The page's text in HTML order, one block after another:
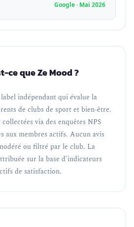
Google · Mai 2026
ce que Ze Mood ?
indépendant qui évalue la
de clubs de sport et bien-être.
via des enquêtes NPS
aux membres actifs. Aucun avis
ou filtré par le club. La
sur la base d'indicateurs
de satisfaction.